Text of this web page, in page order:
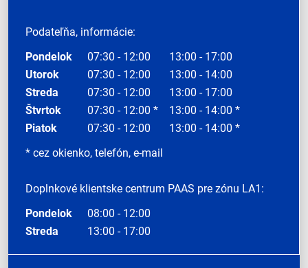
Podateľňa, informácie:
Pondelok
07:30 - 12:00
13:00 - 17:00
Utorok
07:30 - 12:00
13:00 - 14:00
Streda
07:30 - 12:00
13:00 - 17:00
Štvrtok
07:30 - 12:00 *
13:00 - 14:00 *
Piatok
07:30 - 12:00
13:00 - 14:00 *
* cez okienko, telefón, e-mail
Doplnkové klientske centrum PAAS pre zónu LA1:
Pondelok
08:00 - 12:00
Streda
13:00 - 17:00